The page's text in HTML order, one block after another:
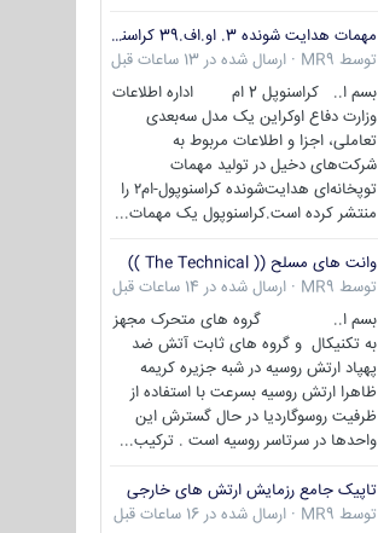
مهمات هدایت شونده 3. او.اف.39 کراسنوپل/بصیر( Krasnopol 3OF39 )
توسط MR9
· ارسال شده در 13 ساعات قبل
بسم ا.. کراسنوپل 2 ام اداره اطلاعات
وزارت دفاع اوکراین یک مدل سه‌بعدی
تعاملی، اجزا و اطلاعات مربوط به
شرکت‌های دخیل در تولید مهمات
توپخانه‌ای هدایت‌شونده کراسنوپول-ام۲ را
منتشر کرده است.کراسنوپول یک مهمات...
وانت های مسلح (( The Technical ))
توسط MR9
· ارسال شده در 14 ساعات قبل
بسم ا.. گروه های متحرک مجهز
به تکنیکال و گروه های ثابت آتش ضد
پهپاد ارتش روسیه در شبه جزیره کریمه
ظاهرا ارتش روسیه بسرعت با استفاده از
ظرفیت روسوگاردیا در حال گسترش این
واحدها در سرتاسر روسیه است . ترکیب...
تاپیک جامع رزمایش ارتش های خارجی
توسط MR9
· ارسال شده در 16 ساعات قبل